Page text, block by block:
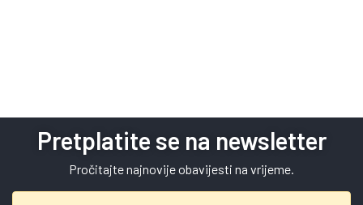
Pretplatite se na newsletter
Pročitajte najnovije obavijesti na vrijeme.